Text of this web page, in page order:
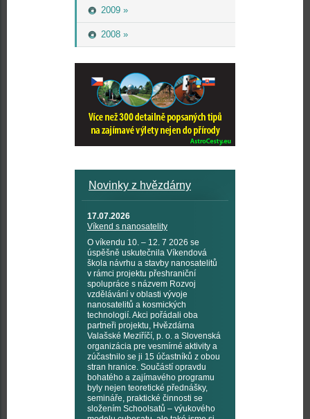
2009 »
2008 »
Novinky z hvězdárny
17.07.2026
Víkend s nanosatelity
O víkendu 10. – 12. 7 2026 se
úspěšně uskutečnila Víkendová
škola návrhu a stavby nanosatelitů
v rámci projektu přeshraniční
spolupráce s názvem Rozvoj
vzdělávání v oblasti vývoje
nanosatelitů a kosmických
technologií. Akci pořádali oba
partneři projektu, Hvězdárna
Valašské Meziříčí, p. o. a Slovenská
organizácia pre vesmírné aktivity a
zúčastnilo se ji 15 účastníků z obou
stran hranice. Součástí opravdu
bohatého a zajímavého programu
byly nejen teoretické přednášky,
semináře, praktické činnosti se
složením Schoolsatů – výukového